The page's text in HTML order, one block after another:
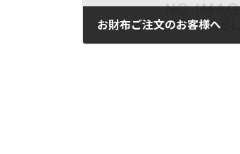
お財布ご注文のお客様へ